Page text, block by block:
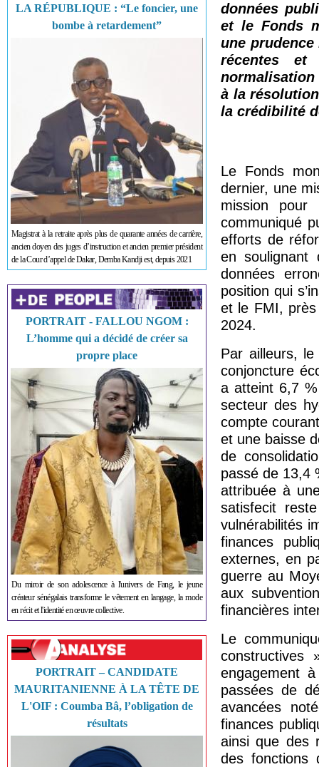
LA RÉPUBLIQUE : “Le foncier, une
bombe à retardement”
Magistrat à la retraite après plus de quarante années de carrière,
ancien doyen des juges d’instruction et ancien premier président
de la Cour d’appel de Dakar, Demba Kandji est, depuis 2021
PORTRAIT - FALLOU NGOM :
L’homme qui a décidé de créer sa
propre place
Du miroir de son adolescence à l'univers de Fang, le jeune
créateur sénégalais transforme le vêtement en langage, la mode
en récit et l'identité en œuvre collective.
PORTRAIT – CANDIDATE
MAURITANIENNE À LA TÊTE DE
L'OIF : Coumba Bâ, l’obligation de
résultats
données
et le Fonds
une
récentes
à la
la crédibilité
Le Fonds
dernier, une
mission pour
communiqué
efforts de
en soulignant
données
position qui
et le FMI, près
2024.
Par ailleurs,
conjoncture
a atteint 6,7
secteur des
compte
et une baisse
de
passé de 13,4
attribuée à
satisfecit
vulnérabilités
finances
externes, en
guerre au
aux
financières
Le
constructives
engagement
passées de
avancées
finances
ainsi que des
des fonctions